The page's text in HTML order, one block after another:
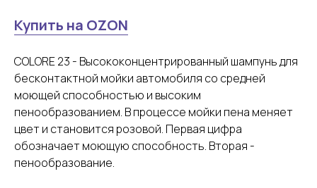
Купить на OZON
COLORE 23 - Высококонцентрированный шампунь для
бесконтактной мойки автомобиля со средней
моющей способностью и высоким
пенообразованием. В процессе мойки пена меняет
цвет и становится розовой. Первая цифра
обозначает моющую способность. Вторая -
пенообразование.